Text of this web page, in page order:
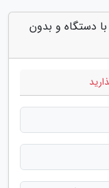
دستگاه و بدون